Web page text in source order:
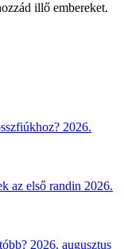
illő embereket.
2026.
az első randin 2026.
2026. augusztus